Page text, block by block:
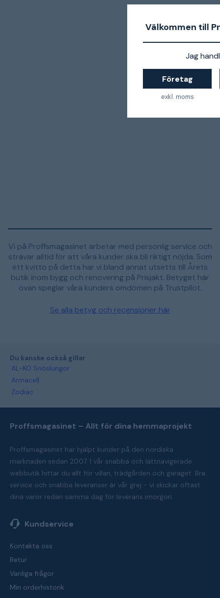
Välkommen till
Jag
Företag
exkl. moms
Vi på Proffsmagasinet arbetar med personlig service och
strävar alltid för att våra kunder ska bli riktigt nöjda. Som
ett kvitto på detta har vi bland annat utsetts till Årets
butik inom bygg och renovering på Prisjakt. Betyget här
ovan speglar våra kunders omdömen på Trustpilot.
Se alla betyg och recensioner här
Du kanske också gillar
AL-KO Snöslungor
Armacell
Zodiac
Proffsmagasinet – Allt för dina hemmaprojekt
Proffsmagasinet har hjälpt kunder på den nordiska
marknaden sedan 2007. I vår snabba och lättnavigerade
webbutik hittar du allt för villan, trädgården och garaget. Bra
service och snabba leveranser är vår grej - vi skickar oftast
dina varor redan samma dag för leverans imorgon.
Kundservice
Kontakta oss
Retur
Vanliga frågor
Min orderhistorik